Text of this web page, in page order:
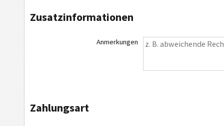
Zusatzinformationen
Anmerkungen
Zahlungsart